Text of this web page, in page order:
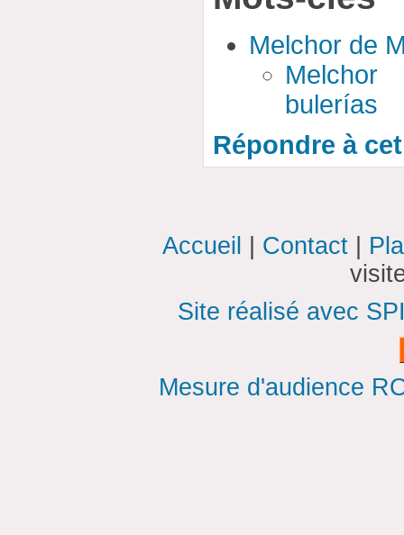
Melchor de
bulerías
Répondre à
Accueil Contact
Site réalisé avec
Mesure d'audience